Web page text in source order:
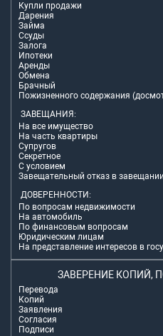
Купли продажи
Дарения
Займа
Ссуды
Залога
Ипотеки
Аренды
Обмена
Брачный
Пожизненного содержания
ЗАВЕЩАНИЯ:
На все имущество
На часть квартиры
Супругов
Секретное
С условием
Завещательный отказ в завещании
ДОВЕРЕННОСТИ:
По вопросам недвижимости
На автомобиль
По финансовым вопросам
Юридическим лицам
На представление интересов в
ЗАВЕРЕНИЕ КОПИЙ,
Перевода
Копий
Заявления
Согласия
Подписи